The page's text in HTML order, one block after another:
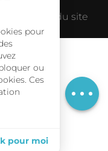
Horaires
Plan du site
pour
ou
Ces
pour moi